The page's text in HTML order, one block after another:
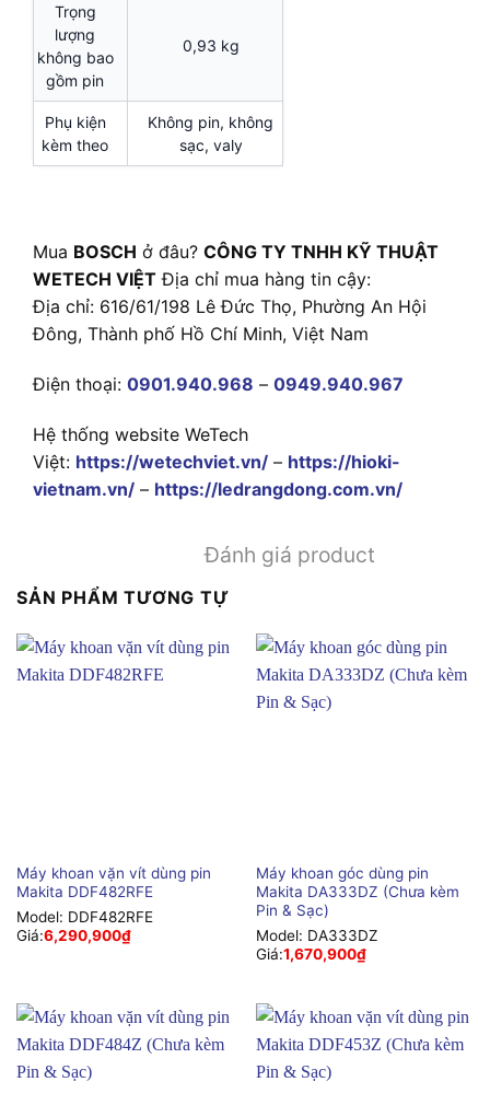
Trọng
lượng
không bao
gồm pin
0,93 kg
Phụ kiện
kèm theo
Không pin, không
sạc, valy
Mua BOSCH ở đâu? CÔNG TY TNHH KỸ THUẬT
WETECH VIỆT Địa chỉ mua hàng tin cậy:
Địa chỉ: 616/61/198 Lê Đức Thọ, Phường An Hội
Đông, Thành phố Hồ Chí Minh, Việt Nam
Điện thoại: 0901.940.968 – 0949.940.967
Hệ thống website WeTech
Việt: https://wetechviet.vn/ – https://hioki-
vietnam.vn/ – https://ledrangdong.com.vn/
Đánh giá product
SẢN PHẨM TƯƠNG TỰ
Máy khoan vặn vít dùng pin
Makita DDF482RFE
Model: DDF482RFE
Giá:6,290,900₫
Máy khoan góc dùng pin
Makita DA333DZ (Chưa kèm
Pin & Sạc)
Model: DA333DZ
Giá:1,670,900₫